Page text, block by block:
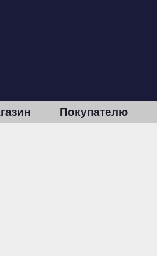
Покупателю